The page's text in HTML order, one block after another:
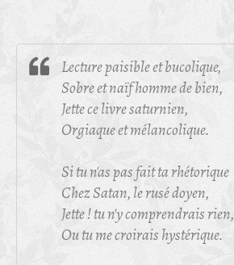
Lecture paisible et bucolique,
Sobre et naïf homme de bien,
Jette ce livre saturnien,
Orgiaque et mélancolique.
Si tu n'as pas fait ta rhétorique
Chez Satan, le rusé doyen,
Jette ! tu n'y comprendrais rien,
Ou tu me croirais hystérique.